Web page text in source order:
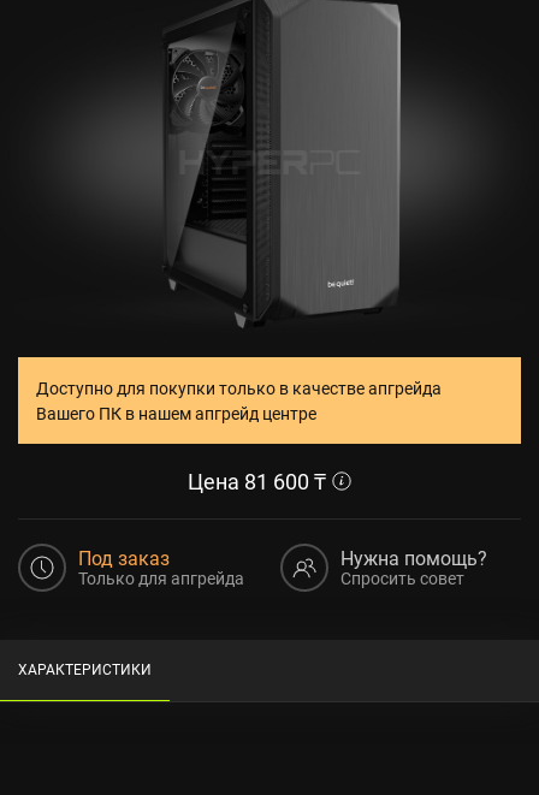
Доступно для покупки только в качестве апгрейда
Вашего ПК в нашем апгрейд центре
Цена 81 600 ₸
Под заказ
Только для апгрейда
Нужна помощь?
Спросить совет
ХАРАКТЕРИСТИКИ